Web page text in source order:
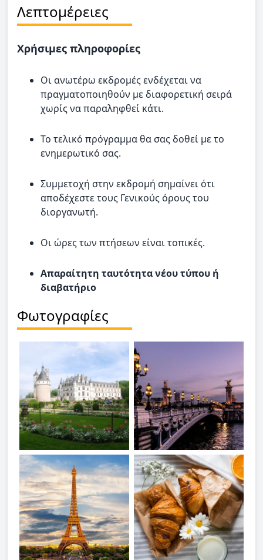
Λεπτομέρειες
Χρήσιμες πληροφορίες
Οι ανωτέρω εκδρομές ενδέχεται να
πραγματοποιηθούν με διαφορετική σειρά
χωρίς να παραληφθεί κάτι.
Το τελικό πρόγραμμα θα σας δοθεί με το
ενημερωτικό σας.
Συμμετοχή στην εκδρομή σημαίνει ότι
αποδέχεστε τους Γενικούς όρους του
διοργανωτή.
Οι ώρες των πτήσεων είναι τοπικές.
Απαραίτητη ταυτότητα νέου τύπου ή
διαβατήριο
Φωτογραφίες